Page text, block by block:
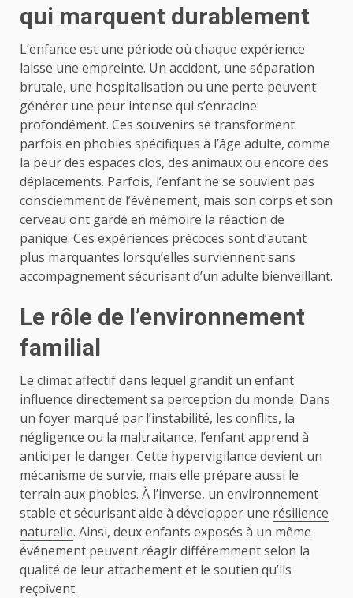
qui marquent durablement
L’enfance est une période où chaque expérience
laisse une empreinte. Un accident, une séparation
brutale, une hospitalisation ou une perte peuvent
générer une peur intense qui s’enracine
profondément. Ces souvenirs se transforment
parfois en phobies spécifiques à l’âge adulte, comme
la peur des espaces clos, des animaux ou encore des
déplacements. Parfois, l’enfant ne se souvient pas
consciemment de l’événement, mais son corps et son
cerveau ont gardé en mémoire la réaction de
panique. Ces expériences précoces sont d’autant
plus marquantes lorsqu’elles surviennent sans
accompagnement sécurisant d’un adulte bienveillant.
Le rôle de l’environnement
familial
Le climat affectif dans lequel grandit un enfant
influence directement sa perception du monde. Dans
un foyer marqué par l’instabilité, les conflits, la
négligence ou la maltraitance, l’enfant apprend à
anticiper le danger. Cette hypervigilance devient un
mécanisme de survie, mais elle prépare aussi le
terrain aux phobies. À l’inverse, un environnement
stable et sécurisant aide à développer une résilience
naturelle. Ainsi, deux enfants exposés à un même
événement peuvent réagir différemment selon la
qualité de leur attachement et le soutien qu’ils
reçoivent.